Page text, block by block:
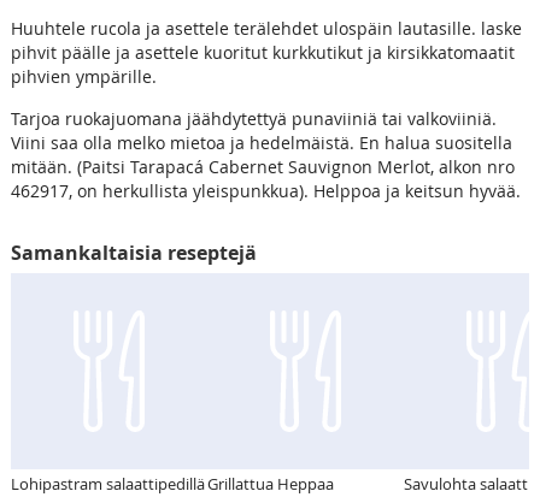
Huuhtele rucola ja asettele terälehdet ulospäin lautasille. laske
pihvit päälle ja asettele kuoritut kurkkutikut ja kirsikkatomaatit
pihvien ympärille.
Tarjoa ruokajuomana jäähdytettyä punaviiniä tai valkoviiniä.
Viini saa olla melko mietoa ja hedelmäistä. En halua suositella
mitään. (Paitsi Tarapacá Cabernet Sauvignon Merlot, alkon nro
462917, on herkullista yleispunkkua). Helppoa ja keitsun hyvää.
Samankaltaisia reseptejä
Lohipastram salaattipedilläGrillattua Heppaa Savulohta